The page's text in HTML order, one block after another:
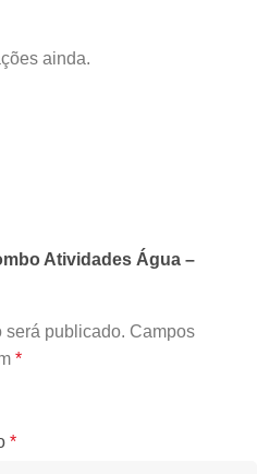
ainda.
Atividades Água –
será publicado. Campos
*
*